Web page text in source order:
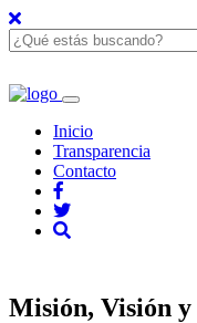
Inicio
Transparencia
Contacto
Misión, Visión y